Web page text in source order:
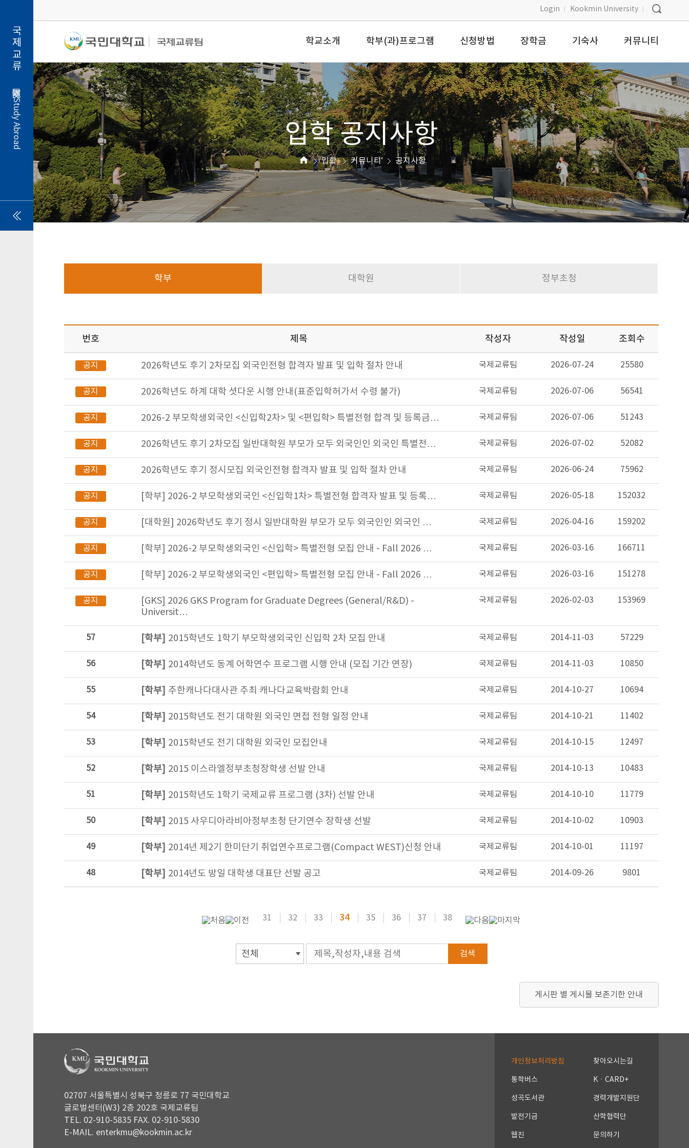
Login Kookmin University
학교소개 학부(과)프로그램 신청방법 장학금 기숙사 커뮤니티
입학 공지사항
입학 커뮤니티 공지사항
학부 대학원 정부초청
번호 제목 작성자 작성일 조회수
공지 2026학년도 후기 2차모집 외국인전형 합격자 발표 및 입학 절차 안내 국제교류팀 2026-07-24 25580
공지 2026학년도 하계 대학 셧다운 시행 안내(표준입학허가서 수령 불가) 국제교류팀 2026-07-06 56541
공지 2026-2 부모학생외국인 <신입학2차> 및 <편입학> 특별전형 합격 및 등록금… 국제교류팀 2026-07-06 51243
공지 2026학년도 후기 2차모집 일반대학원 부모가 모두 외국인인 외국인 특별전… 국제교류팀 2026-07-02 52082
공지 2026학년도 후기 정시모집 외국인전형 합격자 발표 및 입학 절차 안내 국제교류팀 2026-06-24 75962
공지 [학부] 2026-2 부모학생외국인 <신입학1차> 특별전형 합격자 발표 및 등록… 국제교류팀 2026-05-18 152032
공지 [대학원] 2026학년도 후기 정시 일반대학원 부모가 모두 외국인인 외국인 … 국제교류팀 2026-04-16 159202
공지 [학부] 2026-2 부모학생외국인 <신입학> 특별전형 모집 안내 - Fall 2026 … 국제교류팀 2026-03-16 166711
공지 [학부] 2026-2 부모학생외국인 <편입학> 특별전형 모집 안내 - Fall 2026 … 국제교류팀 2026-03-16 151278
공지
[GKS] 2026 GKS Program for Graduate Degrees (General/R&D) -
Universit…
국제교류팀 2026-02-03 153969
57 [학부] 2015학년도 1학기 부모학생외국인 신입학 2차 모집 안내 국제교류팀 2014-11-03 57229
56 [학부] 2014학년도 동계 어학연수 프로그램 시행 안내 (모집 기간 연장) 국제교류팀 2014-11-03 10850
55 [학부] 주한캐나다대사관 주최 캐나다교육박람회 안내 국제교류팀 2014-10-27 10694
54 [학부] 2015학년도 전기 대학원 외국인 면접 전형 일정 안내 국제교류팀 2014-10-21 11402
53 [학부] 2015학년도 전기 대학원 외국인 모집안내 국제교류팀 2014-10-15 12497
52 [학부] 2015 이스라엘정부초청장학생 선발 안내 국제교류팀 2014-10-13 10483
51 [학부] 2015학년도 1학기 국제교류 프로그램 (3차) 선발 안내 국제교류팀 2014-10-10 11779
50 [학부] 2015 사우디아라비아정부초청 단기연수 장학생 선발 국제교류팀 2014-10-02 10903
49 [학부] 2014년 제2기 한미단기 취업연수프로그램(Compact WEST)신청 안내 국제교류팀 2014-10-01 11197
48 [학부] 2014년도 방일 대학생 대표단 선발 공고 국제교류팀 2014-09-26 9801
31 32 33 34 35 36 37 38
검색
게시판 별 게시물 보존기한 안내
02707 서울특별시 성북구 정릉로 77 국민대학교
글로벌센터(W3) 2층 202호 국제교류팀
TEL. 02-910-5835 FAX. 02-910-5830
E-MAIL. enterkmu@kookmin.ac.kr
개인정보처리방침 찾아오시는길
통학버스 KㆍCARD+
성곡도서관 경력개발지원단
발전기금 산학협력단
웹진 문의하기
국제교류
Study Abroad